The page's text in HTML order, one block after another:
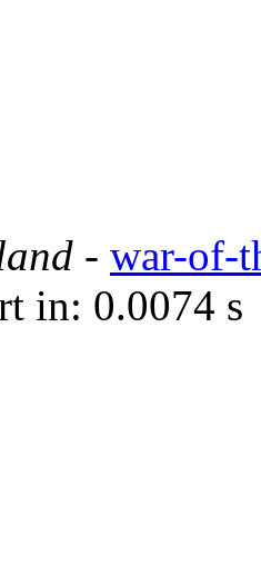
- war-of-
in: 0.0074 s